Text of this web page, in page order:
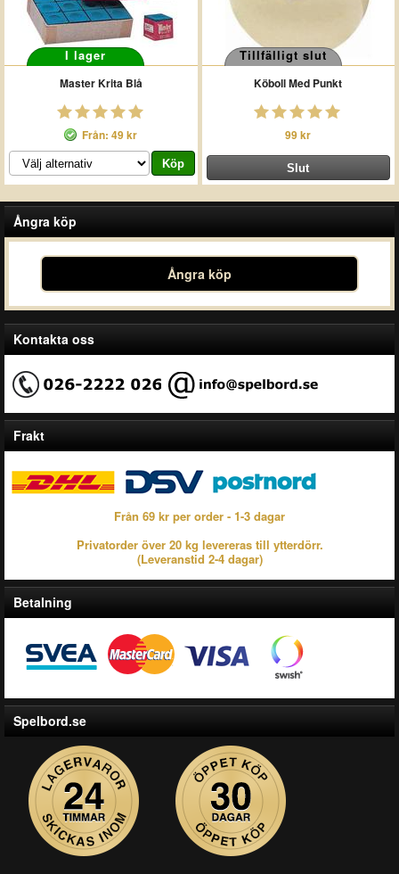
I lager
Master Krita Blå
Från: 49 kr
Tillfälligt slut
Köboll Med Punkt
99 kr
Ångra köp
Ångra köp
Kontakta oss
Frakt
Från 69 kr per order - 1-3 dagar
Privatorder över 20 kg levereras till ytterdörr.
(Leveranstid 2-4 dagar)
Betalning
Spelbord.se